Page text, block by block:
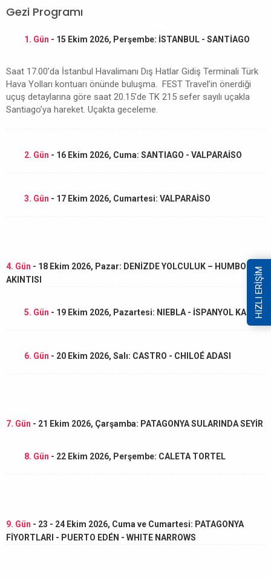
Gezi Programı
1. Gün - 15 Ekim 2026, Perşembe: İSTANBUL - SANTİAGO
Saat 17.00’da İstanbul Havalimanı Dış Hatlar Gidiş Terminali Türk
Hava Yolları kontuarı önünde buluşma. FEST Travel’in önerdiği
uçuş detaylarına göre saat 20.15’de TK 215 sefer sayılı uçakla
Santiago’ya hareket. Uçakta geceleme.
2. Gün - 16 Ekim 2026, Cuma: SANTIAGO - VALPARAİSO
3. Gün - 17 Ekim 2026, Cumartesi: VALPARAİSO
4. Gün - 18 Ekim 2026, Pazar: DENİZDE YOLCULUK – HUMBOLDT
AKINTISI
5. Gün - 19 Ekim 2026, Pazartesi: NIEBLA - İSPANYOL KALESİ
6. Gün - 20 Ekim 2026, Salı: CASTRO - CHILOÉ ADASI
7. Gün - 21 Ekim 2026, Çarşamba: PATAGONYA SULARINDA SEYİR
8. Gün - 22 Ekim 2026, Perşembe: CALETA TORTEL
9. Gün - 23 - 24 Ekim 2026, Cuma ve Cumartesi: PATAGONYA
FİYORTLARI - PUERTO EDÉN - WHITE NARROWS
HIZLI ERİŞİM